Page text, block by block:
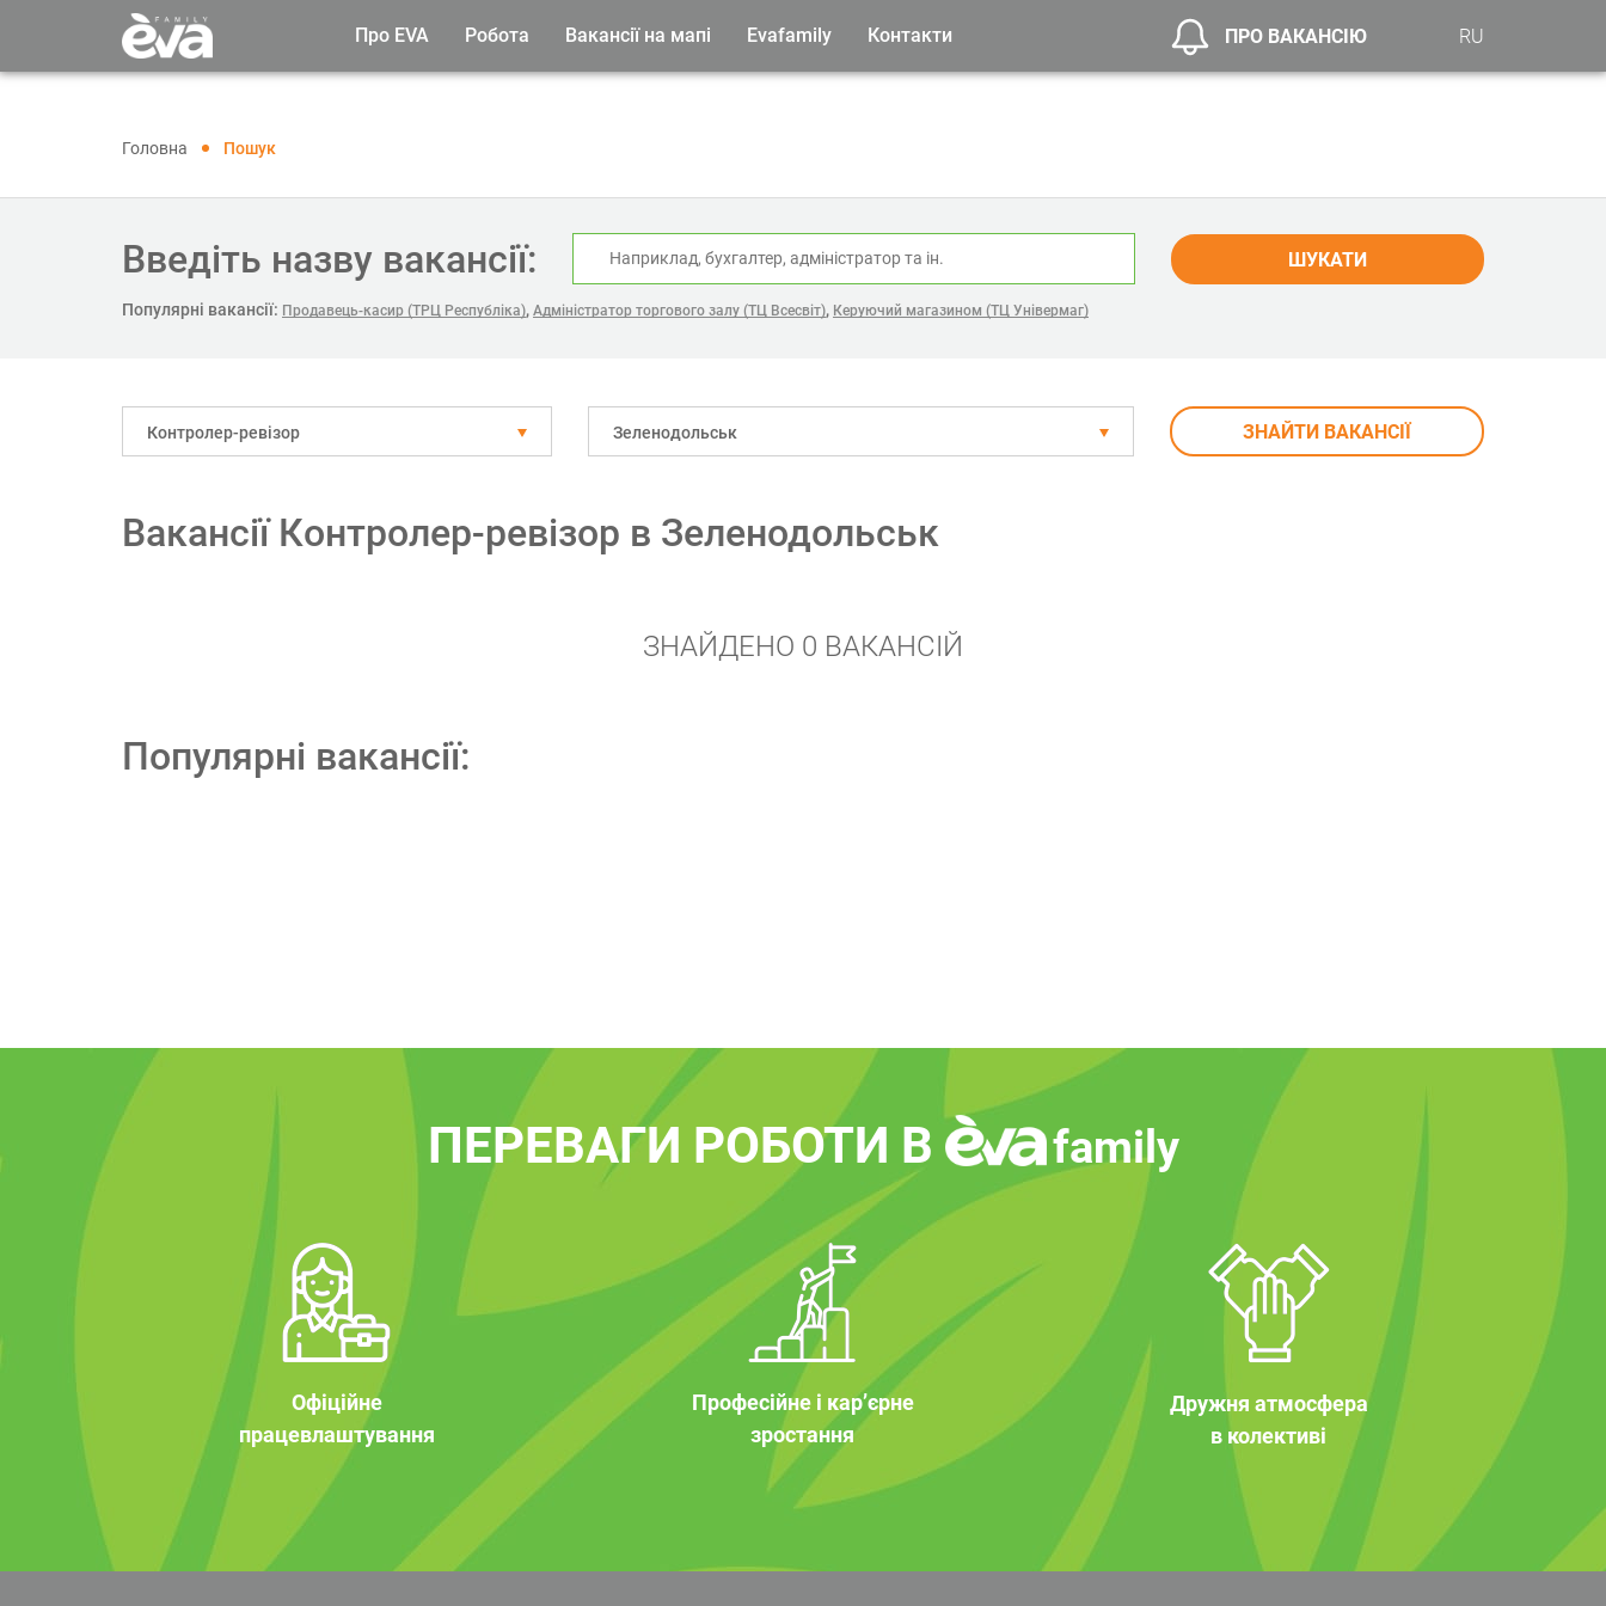
Про EVA Робота Вакансії на мапі Evafamily Контакти ПРО ВАКАНСІЮ RU
Головна Пошук
Введіть назву вакансії: ШУКАТИ
Популярні вакансії: Продавець-касир (ТРЦ Республіка), Адміністратор торгового залу (ТЦ Всесвіт), Керуючий магазином (ТЦ Універмаг)
Контролер-ревізор Зеленодольськ ЗНАЙТИ ВАКАНСІЇ
Вакансії Контролер-ревізор в Зеленодольськ
ЗНАЙДЕНО 0 ВАКАНСІЙ
Популярні вакансії:
ПЕРЕВАГИ РОБОТИ В family
Офіційне
працевлаштування
Професійне і кар’єрне
зростання
Дружня атмосфера
в колективі